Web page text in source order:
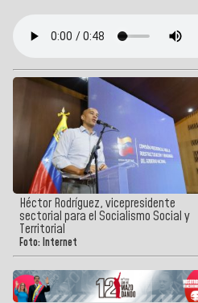
Héctor Rodríguez, vicepresidente
sectorial para el Socialismo Social y
Territorial
Foto: Internet